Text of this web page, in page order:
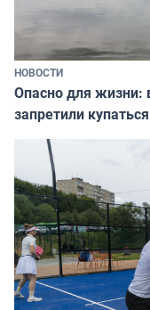
НОВОСТИ
Опасно для жизни:
запретили